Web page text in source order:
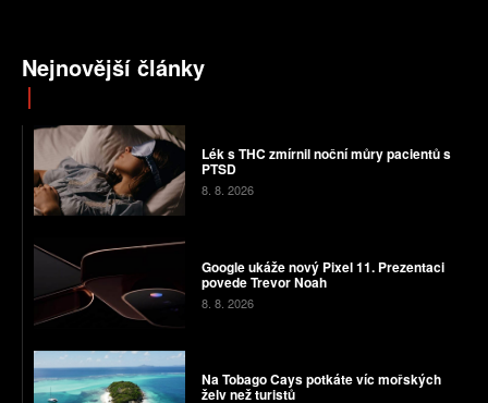
Nejnovější články
Lék s THC zmírnil noční můry pacientů s
PTSD
8. 8. 2026
Google ukáže nový Pixel 11. Prezentaci
povede Trevor Noah
8. 8. 2026
Na Tobago Cays potkáte víc mořských
želv než turistů